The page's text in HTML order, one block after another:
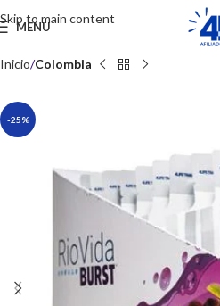
Skip to main content
MENU
Inicio Colombia
-25%